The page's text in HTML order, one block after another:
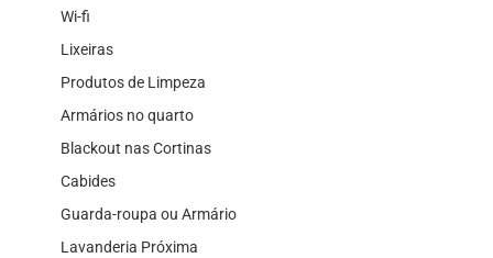
Wi-fi
Lixeiras
Produtos de Limpeza
Armários no quarto
Blackout nas Cortinas
Cabides
Guarda-roupa ou Armário
Lavanderia Próxima